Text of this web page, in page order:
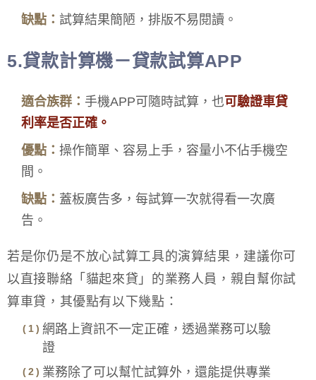
缺點： 試算結果簡陋，排版不易閱讀。
5.貸款計算機－貸款試算APP
適合族群： 手機APP可隨時試算，也可驗證車貸
利率是否正確。
優點： 操作簡單、容易上手，容量小不佔手機空
間。
缺點： 蓋板廣告多，每試算一次就得看一次廣
告。
若是你仍是不放心試算工具的演算結果，建議你可
以直接聯絡「貓起來貸」的業務人員，親自幫你試
算車貸，其優點有以下幾點：
網路上資訊不一定正確，透過業務可以驗
證
業務除了可以幫忙試算外，還能提供專業